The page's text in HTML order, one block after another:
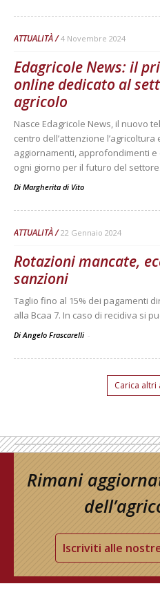
ATTUALITÀ 4 Novembre 2024
Edagricole News: il
online dedicato al
agricolo
Nasce Edagricole News, il nuovo
centro dell’attenzione l’agricoltura
aggiornamenti, approfondimenti
ogni giorno per il futuro del
Di Margherita di Vito
ATTUALITÀ 22 Gennaio 2024
Rotazioni mancate,
sanzioni
Taglio fino al 15% dei pagamenti
alla Bcaa 7. In caso di recidiva si
Di Angelo Frascarelli -
Carica altri
Rimani
Iscriviti alle